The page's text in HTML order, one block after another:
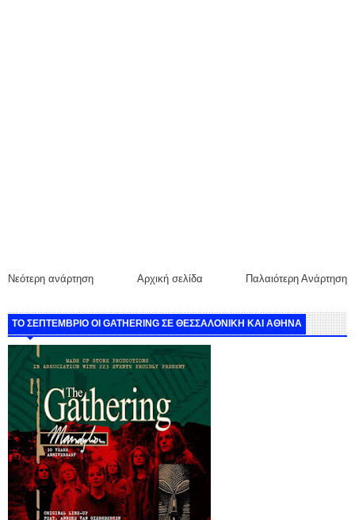
Νεότερη ανάρτηση Παλαιότερη Ανάρτηση
Αρχική σελίδα
ΤΟ ΣΕΠΤΕΜΒΡΙΟ ΟΙ GATHERING ΣΕ ΘΕΣΣΑΛΟΝΙΚΗ ΚΑΙ ΑΘΗΝΑ